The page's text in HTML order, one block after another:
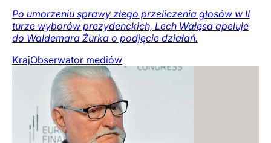
Po umorzeniu sprawy złego przeliczenia głosów w II
turze wyborów prezydenckich, Lech Wałęsa apeluje
do Waldemara Żurka o podjęcie działań.
KrajObserwator mediów